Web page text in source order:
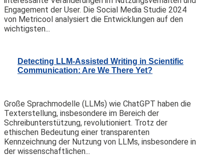
Engagement der User. Die Social Media Studie 2024
von Metricool analysiert die Entwicklungen auf den
wichtigsten...
Detecting LLM-Assisted Writing in Scientific
Communication: Are We There Yet?
Große Sprachmodelle (LLMs) wie ChatGPT haben die
Texterstellung, insbesondere im Bereich der
Schreibunterstützung, revolutioniert. Trotz der
ethischen Bedeutung einer transparenten
Kennzeichnung der Nutzung von LLMs, insbesondere in
der wissenschaftlichen...